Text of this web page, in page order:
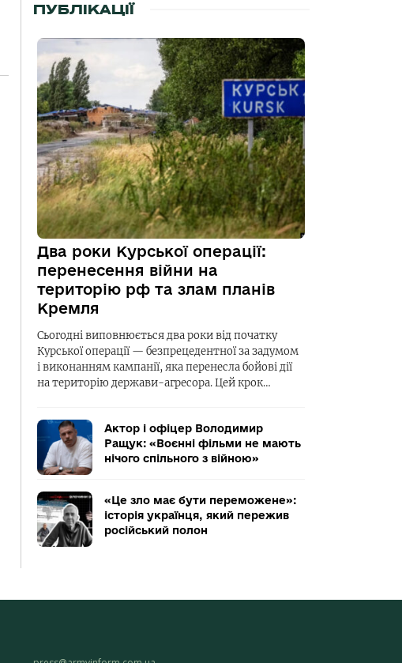
ПУБЛІКАЦІЇ
Два роки Курської операції:
перенесення війни на
територію рф та злам планів
Кремля
Сьогодні виповнюється два роки від початку
Курської операції — безпрецедентної за задумом
і виконанням кампанії, яка перенесла бойові дії
на територію держави-агресора. Цей крок…
Актор і офіцер Володимир
Ращук: «Воєнні фільми не мають
нічого спільного з війною»
«Це зло має бути переможене»:
історія українця, який пережив
російський полон